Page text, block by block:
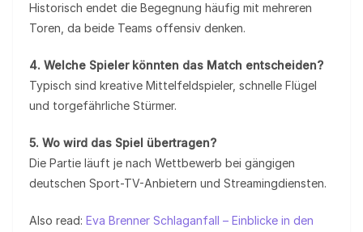
Historisch endet die Begegnung häufig mit mehreren
Toren, da beide Teams offensiv denken.
4. Welche Spieler könnten das Match entscheiden?
Typisch sind kreative Mittelfeldspieler, schnelle Flügel
und torgefährliche Stürmer.
5. Wo wird das Spiel übertragen?
Die Partie läuft je nach Wettbewerb bei gängigen
deutschen Sport-TV-Anbietern und Streamingdiensten.
Also read: Eva Brenner Schlaganfall – Einblicke in den